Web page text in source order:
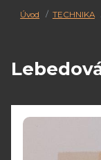
Úvod TECHNIKA